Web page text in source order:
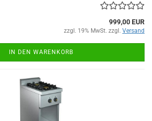
999,00 EUR
zzgl. 19% MwSt. zzgl. Versand
IN DEN WARENKORB